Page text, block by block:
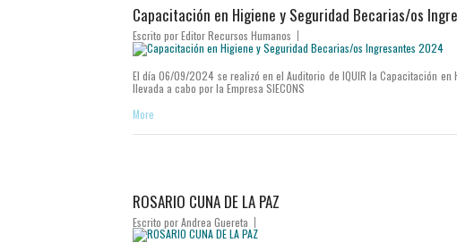
Capacitación en Higiene y Seguridad Becarias/os
Escrito porEditor Recursos Humanos
El día 06/09/2024 se realizó en el Auditorio de IQUIR la Capacitación
llevada a cabo por la Empresa SIECONS
More
ROSARIO CUNA DE LA PAZ
Escrito porAndrea Guereta